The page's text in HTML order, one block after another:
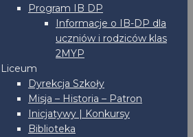
Program IB DP
Informacje o IB-DP dla
uczniów i rodziców klas
2MYP
Liceum
Dyrekcja Szkoły
Misja – Historia – Patron
Inicjatywy | Konkursy
Biblioteka